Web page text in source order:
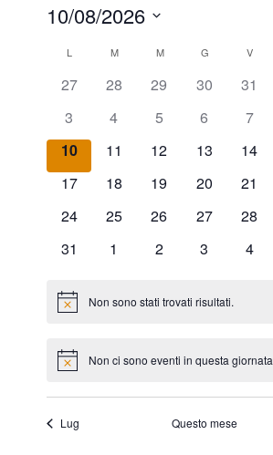
10/08/2026
data.
C
a
l
e
n
d
o
d
L M MARTEDÌ
MMERCOLEDÌ
G GIOVEDÌV
27 28 29 30 31
3
4 5 6 7
10
11 12 13 14
17
18 19 20 21
24
25 26 27 28
31
1 2 3 4
Notice Non sono stati trovati risultati.
Notice Non ci sono eventi in questa
Lug Questo mese